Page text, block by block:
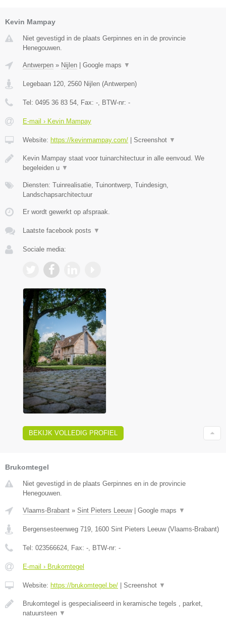
Kevin Mampay
Niet gevestigd in de plaats Gerpinnes en in de provincie
Henegouwen.
Antwerpen » Nijlen Google maps ▼
Legebaan 120, 2560 Nijlen (Antwerpen)
Tel: 0495 36 83 54, Fax: -, BTW-nr: -
E-mail › Kevin Mampay
Website: https://kevinmampay.com/ Screenshot ▼
Kevin Mampay staat voor tuinarchitectuur in alle eenvoud. We
begeleiden u ▼
Diensten: Tuinrealisatie, Tuinontwerp, Tuindesign,
Landschapsarchitectuur
Er wordt gewerkt op afspraak.
Laatste facebook posts ▼
Sociale media:
BEKIJK VOLLEDIG PROFIEL
Brukomtegel
Niet gevestigd in de plaats Gerpinnes en in de provincie
Henegouwen.
Vlaams-Brabant » Sint Pieters Leeuw| Google maps ▼
Bergensesteenweg 719, 1600 Sint Pieters Leeuw(Vlaams-Brabant)
Tel: 023566624, Fax: -, BTW-nr: -
E-mail › Brukomtegel
Website: https://brukomtegel.be/ Screenshot ▼
Brukomtegel is gespecialiseerd in keramische tegels , parket,
natuursteen ▼